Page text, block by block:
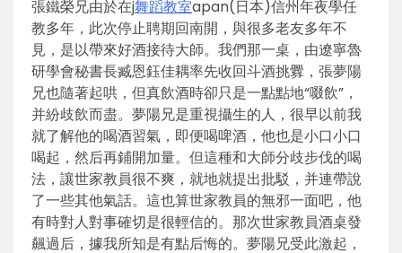
張鐵榮兄由於在j舞蹈教室apan(日本)信州年夜學任
教多年，此次停止聘期回南開，與很多老友多年不
見，是以帶來好酒接待大師。我們那一桌，由遼寧魯
研學會秘書長臧恩鈺佳耦率先收回斗酒挑釁，張夢陽
兄也隨著起哄，但真飲酒時卻只是一點點地“啜飲”，
并紛歧飲而盡。夢陽兄是重視攝生的人，很早以前我
就了解他的喝酒習氣，即便喝啤酒，他也是小口小口
喝起，然后再鋪開加量。但這種和大師分歧步伐的喝
法，讓世家教員很不爽，就地就提出批駁，并連帶說
了一些其他氣話。這也算世家教員的無邪一面吧，他
有時對人對事確切是很輕信的。那次世家教員酒桌發
飆過后，據我所知是有點后悔的。夢陽兄受此激起，